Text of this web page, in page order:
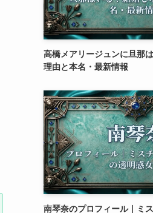
高橋メアリージュンに旦那
理由と本名・最新情報
南琴奈のプロフィール｜ミ